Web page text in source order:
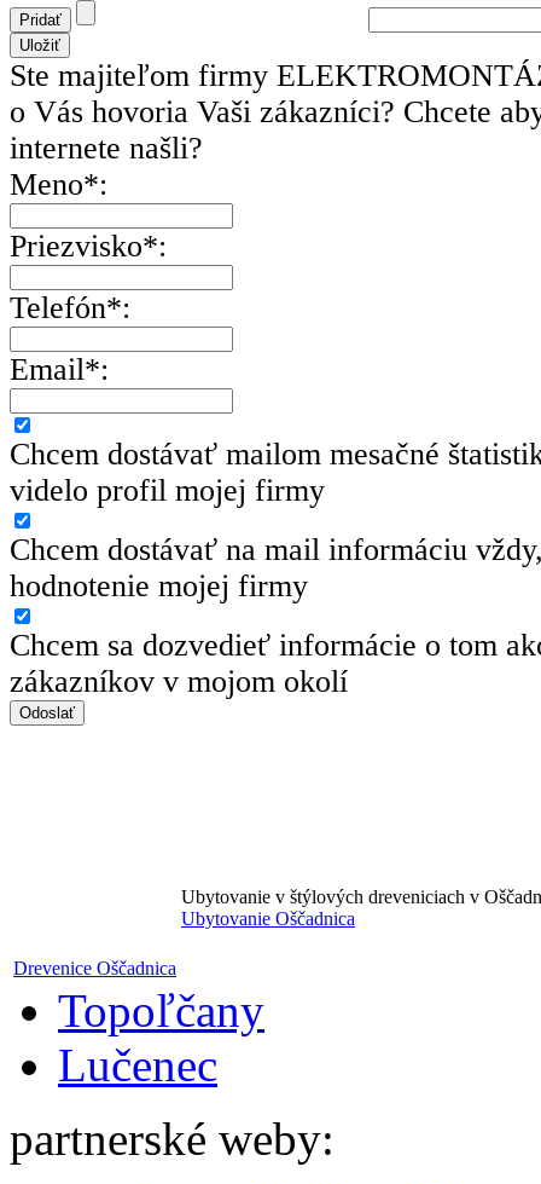
Ste majiteľom firmy
o Vás hovoria Vaši zákazníci? Chcete
internete našli?
Meno*:
Priezvisko*:
Telefón*:
Email*:
Chcem dostávať mailom mesačné
videlo profil mojej firmy
Chcem dostávať na mail informáciu
hodnotenie mojej firmy
Chcem sa dozvedieť informácie o tom
zákazníkov v mojom okolí
Drevenice Oščadnica
Ubytovanie v štýlových dreveniciach v
Ubytovanie Oščadnica
Topoľčany
Lučenec
partnerské weby: